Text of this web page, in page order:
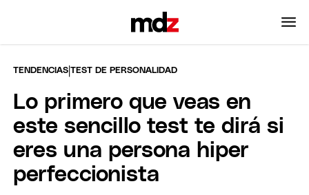
TENDENCIAS |TEST DE PERSONALIDAD
Lo primero que veas en
este sencillo test te dirá si
eres una persona hiper
perfeccionista